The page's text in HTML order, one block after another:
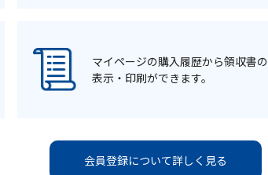
マイページの購入履歴から領収書の
表示・印刷ができます。
会員登録について詳しく見る